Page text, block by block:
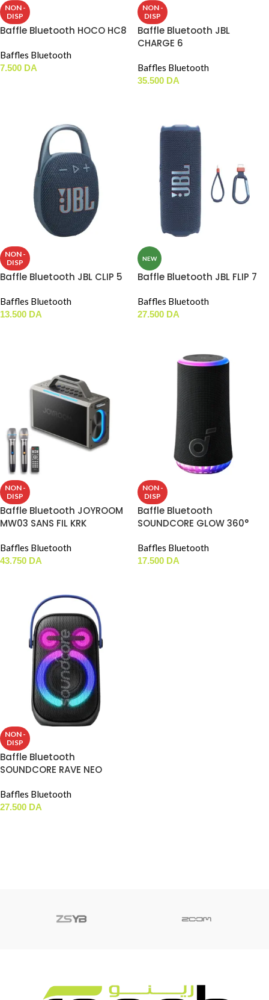
NON -
DISP
Baffle Bluetooth HOCO HC8
Baffles Bluetooth
7.500 DA
NON -
DISP
Baffle Bluetooth JBL
CHARGE 6
Baffles Bluetooth
35.500 DA
NON -
DISP
Baffle Bluetooth JBL CLIP 5
Baffles Bluetooth
13.500 DA
NEW
Baffle Bluetooth JBL FLIP 7
Baffles Bluetooth
27.500 DA
NON -
DISP
Baffle Bluetooth JOYROOM
MW03 SANS FIL KRK
Baffles Bluetooth
43.750 DA
NON -
DISP
Baffle Bluetooth
SOUNDCORE GLOW 360°
Baffles Bluetooth
17.500 DA
NON -
DISP
Baffle Bluetooth
SOUNDCORE RAVE NEO
Baffles Bluetooth
27.500 DA